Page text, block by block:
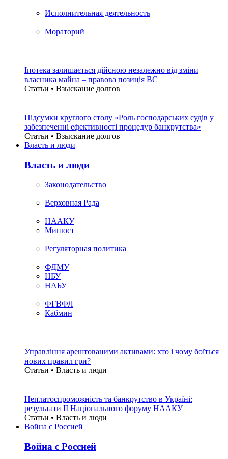
Исполнительная деятельность
Мораторий
Іпотека залишається дійсною незалежно від зміни
власника майна – правова позиція ВС
Статьи • Взыскание долгов
Підсумки круглого столу «Роль господарських судів у
забезпеченні ефективності процедур банкрутства»
Статьи • Взыскание долгов
Власть и люди
Власть и люди
Законодательство
Верховная Рада
НААКУ
Минюст
Регуляторная политика
ФДМУ
НБУ
НАБУ
ФГВФЛ
Кабмин
Управління арештованими активами: хто і чому боїться
нових правил гри?
Статьи • Власть и люди
Неплатоспроможність та банкрутство в Україні:
результати ІІ Національного форуму НААКУ
Статьи • Власть и люди
Война с Россией
Война с Россией